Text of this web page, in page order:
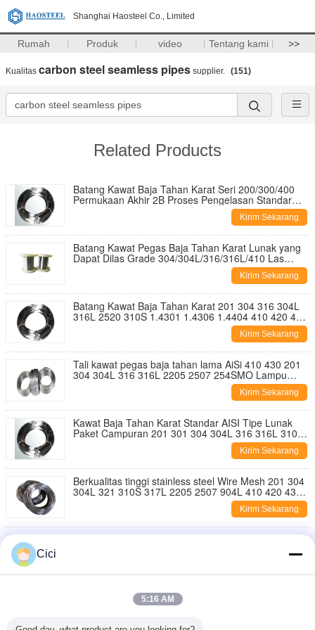
Shanghai Haosteel Co., Limited
Rumah Produk video Tentang kami >>
Kualitas carbon steel seamless pipes supplier. (151)
Related Products
Batang Kawat Baja Tahan Karat Seri 200/300/400
Permukaan Akhir 2B Proses Pengelasan Standar
Kirim Sekarang
Batang Kawat Pegas Baja Tahan Karat Lunak yang
Dapat Dilas Grade 304/304L/316/316L/410 Las
Potong Permukaan Cerah Matt untuk Penggunaan
Kirim Sekarang
Batang Kawat Baja Tahan Karat 201 304 316 304L
316L 2520 310S 1.4301 1.4306 1.4404 410 420 430
Kirim Sekarang
Tali kawat pegas baja tahan lama AiSi 410 430 201
304 304L 316 316L 2205 2507 254SMO Lampu
Kirim Sekarang
Kawat Baja Tahan Karat Standar AISI Tipe Lunak
Paket Campuran 201 301 304 304L 316 316L 310S
321 317L 2505 2507 904L 410 420 430Kirim Sekarang
Berkualitas tinggi stainless steel Wire Mesh 201 304
304L 321 310S 317L 2205 2507 904L 410 420 430
Kirim Sekarang
Stainless Steel Spring Wire Soft AISI Grade Bright
Berkualitas tinggi stainless steel spring wire Soft
Type 904L Grade ANSI 304 304L 316 316L 410 420
Cici
5:16 AM